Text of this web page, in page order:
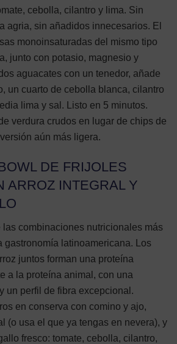
cebolla, cilantro y lima. Sin
agria, sin añadidos innecesarios. El
monoinsaturadas del mismo tipo
junto con potasio, magnesio y
aguacates con un tenedor, añade
un cuarto de cebolla blanca, cilantro
lima y sal. Listo en 5 minutos.
verdura crudos en lugar de chips de
aún más ligera.
DE FRIJOLES
ARROZ INTEGRAL Y
las combinaciones nutricionales más
gastronomía latinoamericana. Los
juntos forman una proteína
a la proteína animal, con una
un perfil de fibra excepcional.
en conserva con comino y ajo,
(o usa el que ya tengas en nevera), y
fresco: tomate, cebolla, cilantro,